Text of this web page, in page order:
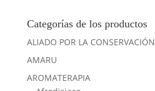
Categorías de los productos
ALIADO POR LA CONSERVACIÓN
AMARU
AROMATERAPIA